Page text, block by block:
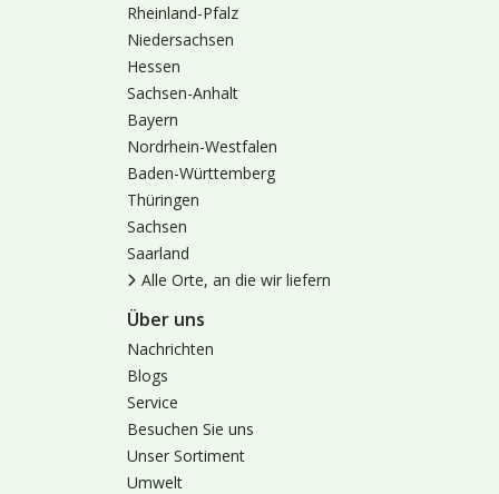
Rheinland-Pfalz
Niedersachsen
Hessen
Sachsen-Anhalt
Bayern
Nordrhein-Westfalen
Baden-Württemberg
Thüringen
Sachsen
Saarland
Alle Orte, an die wir liefern
Über uns
Nachrichten
Blogs
Service
Besuchen Sie uns
Unser Sortiment
Umwelt